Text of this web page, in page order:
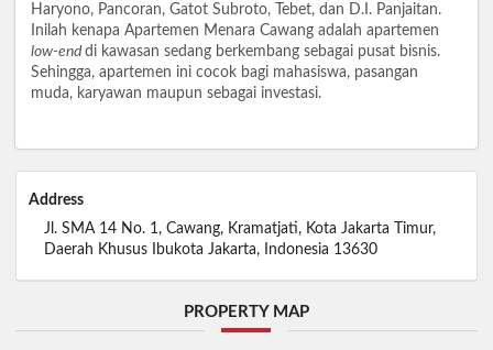
Haryono, Pancoran, Gatot Subroto, Tebet, dan D.I. Panjaitan.
Inilah kenapa Apartemen Menara Cawang adalah apartemen
low-enddi kawasan sedang berkembang sebagai pusat bisnis.
Sehingga, apartemen ini cocok bagi mahasiswa, pasangan
muda, karyawan maupun sebagai investasi.
Address
Jl. SMA 14 No. 1, Cawang, Kramatjati, Kota Jakarta Timur,
Daerah Khusus Ibukota Jakarta, Indonesia 13630
PROPERTY MAP